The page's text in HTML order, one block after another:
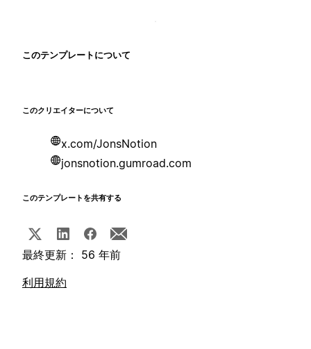
このテンプレートについて
このクリエイターについて
x.com/JonsNotion
jonsnotion.gumroad.com
このテンプレートを共有する
最終更新： 56 年前
利用規約